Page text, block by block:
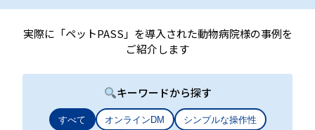
実際に「ペットPASS」を導入された動物病院様の事例を
ご紹介します
キーワードから探す
すべて オンラインDM シンプルな操作性